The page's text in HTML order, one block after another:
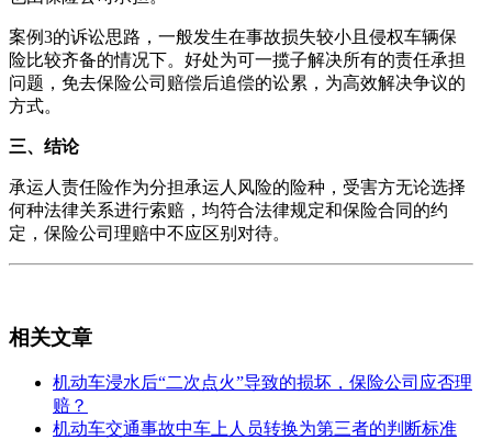
案例3的诉讼思路，一般发生在事故损失较小且侵权车辆保
险比较齐备的情况下。好处为可一揽子解决所有的责任承担
问题，免去保险公司赔偿后追偿的讼累，为高效解决争议的
方式。
三、结论
承运人责任险作为分担承运人风险的险种，受害方无论选择
何种法律关系进行索赔，均符合法律规定和保险合同的约
定，保险公司理赔中不应区别对待。
相关文章
机动车浸水后“二次点火”导致的损坏，保险公司应否理
赔？
机动车交通事故中车上人员转换为第三者的判断标准